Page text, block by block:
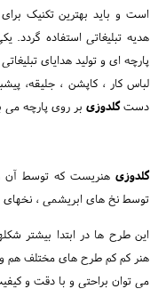
است و باید بهترین تکنیک
هدیه تبلیغاتی استفاده گردد.
پارچه ای و تولید هدایای
لباس کار ، کاپشن ، جلیقه،
دستگلدوزی بر روی پارچه می
گلدوزی هنریست که توسط آن
توسط نخ های ابریشمی ، نخهای
این طرح ها در ابتدا بیشتر
هنر کم کم طرح های مختلف هم
می توان براحتی و با دقت و